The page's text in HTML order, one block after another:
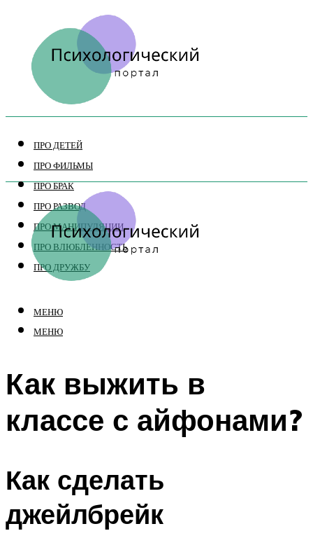
ПРО ДЕТЕЙ
ПРО ФИЛЬМЫ
ПРО БРАК
ПРО РАЗВОД
ПРО МАНИПУЛЯЦИИ
ПРО ВЛЮБЛЕННОСТЬ
ПРО ДРУЖБУ
МЕНЮ
МЕНЮ
Как выжить в
классе с айфонами?
Как сделать
джейлбрейк